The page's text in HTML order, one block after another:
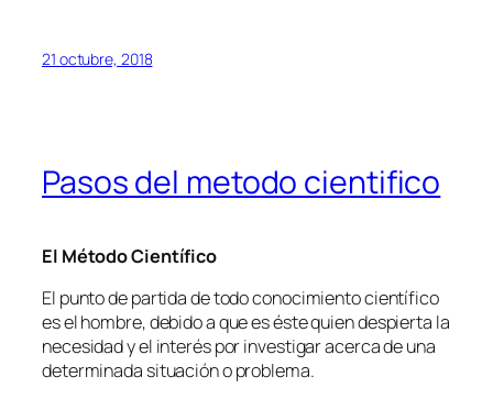
21 octubre, 2018
Pasos del metodo cientifico
El Método Científico
El punto de partida de todo conocimiento científico
es el hombre, debido a que es éste quien despierta la
necesidad y el interés por investigar acerca de una
determinada situación o problema.